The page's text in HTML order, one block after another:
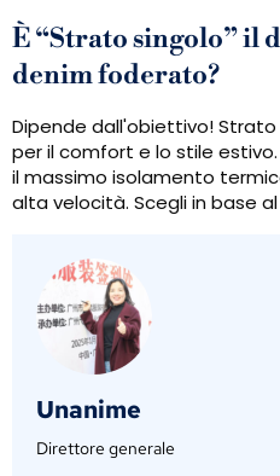
È “Strato singolo” il
denim foderato?
Dipende dall'obiettivo!
per il comfort e lo stile
il massimo isolamento
alta velocità. Scegli in base
Unanime
Direttore generale